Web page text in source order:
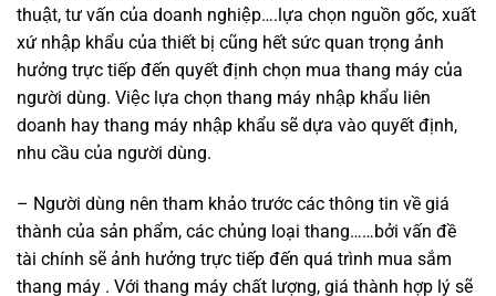
thuật, tư vấn của doanh nghiệp….lựa chọn nguồn gốc, xuất
xứ nhập khẩu của thiết bị cũng hết sức quan trọng ảnh
hưởng trực tiếp đến quyết định chọn mua thang máy của
người dùng. Việc lựa chọn thang máy nhập khẩu liên
doanh hay thang máy nhập khẩu sẽ dựa vào quyết định,
nhu cầu của người dùng.
– Người dùng nên tham khảo trước các thông tin về giá
thành của sản phẩm, các chủng loại thang……bởi vấn đề
tài chính sẽ ảnh hưởng trực tiếp đến quá trình mua sắm
thang máy . Với thang máy chất lượng, giá thành hợp lý sẽ